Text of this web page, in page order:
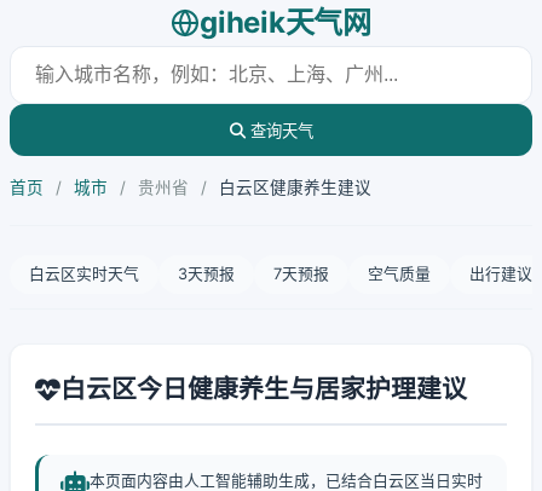
giheik天气网
查询天气
首页 / 城市 / 贵州省 / 白云区健康养生建议
白云区实时天气 3天预报 7天预报 空气质量 出行建议
白云区今日健康养生与居家护理建议
本页面内容由人工智能辅助生成，已结合白云区当日实时